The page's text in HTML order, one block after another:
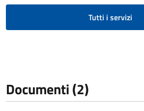
Tutti i servizi
Documenti (2)